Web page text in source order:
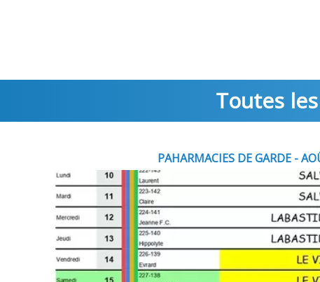
Toutes
PAHARMACIES DE GARDE -